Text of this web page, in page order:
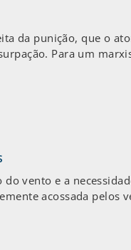
da punição, que o
Para um
vento e a
acossada